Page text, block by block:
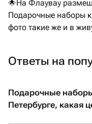
🌟На Флаувау
Подарочные наборы
фото такие же и в
Ответы на
Подарочные
Петербурге, какая